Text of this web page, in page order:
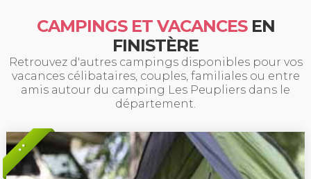
CAMPINGS ET VACANCESEN
FINISTÈRE
Retrouvez d'autres campings disponibles pour vos
vacances célibataires, couples, familiales ou entre
amis autour du camping Les Peupliers dans le
département.
* *